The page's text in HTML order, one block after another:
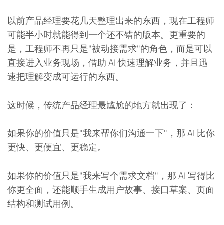
以前产品经理要花几天整理出来的东西，现在工程师
可能半小时就能得到一个还不错的版本。更重要的
是，工程师不再只是"被动接需求"的角色，而是可以
直接进入业务现场，借助 AI 快速理解业务，并且迅
速把理解变成可运行的东西。
这时候，传统产品经理最尴尬的地方就出现了：
如果你的价值只是"我来帮你们沟通一下"，那 AI 比你
更快、更便宜、更稳定。
如果你的价值只是"我来写个需求文档"，那 AI 写得比
你更全面，还能顺手生成用户故事、接口草案、页面
结构和测试用例。